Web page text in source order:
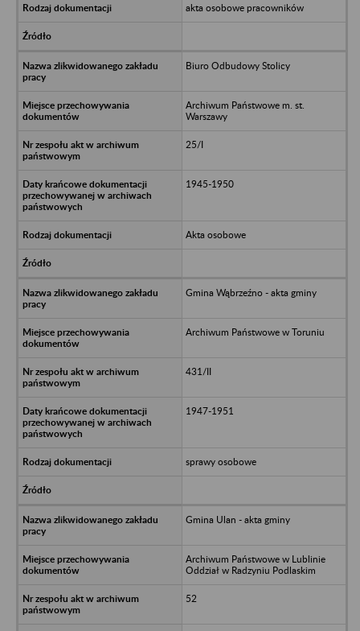
akta osobowe pracowników
Biuro Odbudowy Stolicy
Archiwum Państwowe m. st.
Warszawy
25/I
1945-1950
Akta osobowe
Gmina Wąbrzeźno - akta gminy
Archiwum Państwowe w Toruniu
431/II
1947-1951
sprawy osobowe
Gmina Ulan - akta gminy
Archiwum Państwowe w Lublinie
Oddział w Radzyniu Podlaskim
52